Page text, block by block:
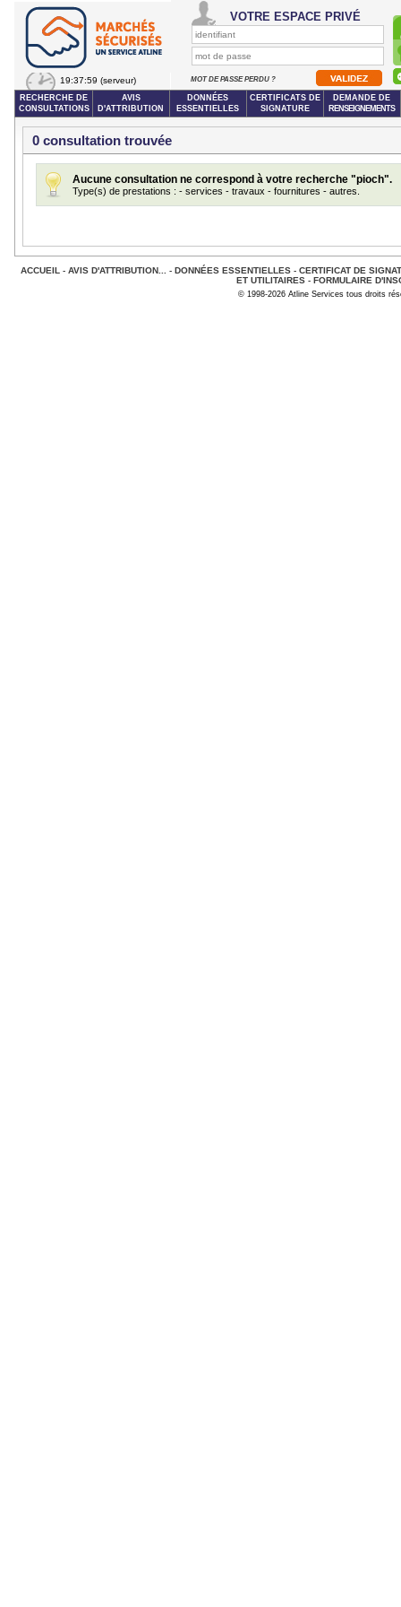
19:37:59 (serveur)
VOTRE ESPACE PRIVÉ
MOT DE PASSE PERDU ?
RECHERCHE DE
CONSULTATIONS
AVIS
D'ATTRIBUTION
DONNÉES
ESSENTIELLES
CERTIFICATS DE
SIGNATURE
DEMANDE DE
RENSEIGNEMENTS
0 consultation trouvée
Aucune consultation ne correspond à votre recherche "pioch".
Type(s) de prestations : - services - travaux - fournitures - autres.
ACCUEIL - AVIS D'ATTRIBUTION... - DONNÉES ESSENTIELLES- CERTIFICAT DE
ET UTILITAIRES - FORMULAIRE
© 1998-2026 Atline Services tous droits